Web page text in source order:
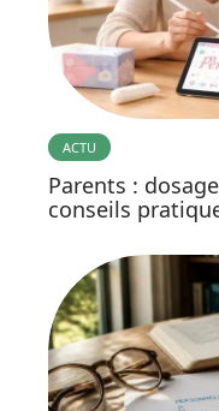
ACTU
Parents :
conseils